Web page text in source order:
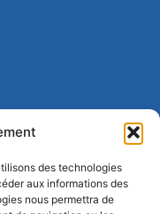
des technologies
aux informations des
nous permettra de